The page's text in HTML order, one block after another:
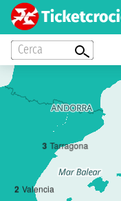
Cerca
2 Valencia
3 Tarragona